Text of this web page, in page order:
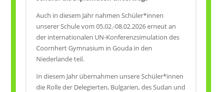
Auch in diesem Jahr nahmen Schüler*innen
unserer Schule vom 05.02.-08.02.2026 erneut an
der internationalen UN-Konferenzsimulation des
Coornhert Gymnasium in Gouda in den
Niederlande teil.
In diesem Jahr übernahmen unsere Schüler*innen
die Rolle der Delegierten, Bulgarien, des Sudan und